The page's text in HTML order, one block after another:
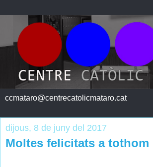
ccmataro@centrecatolicmataro.cat
dijous, 8 de juny del 2017
Moltes felicitats a tothom